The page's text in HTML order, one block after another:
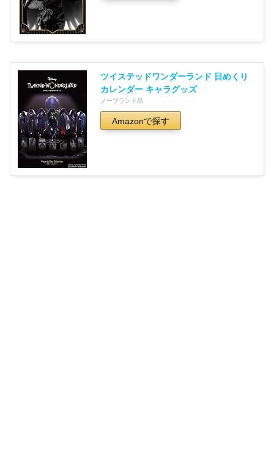
ツイステッドワンダーランド 日めくり
カレンダー キャラグッズ
ノーブランド品
Amazonで探す